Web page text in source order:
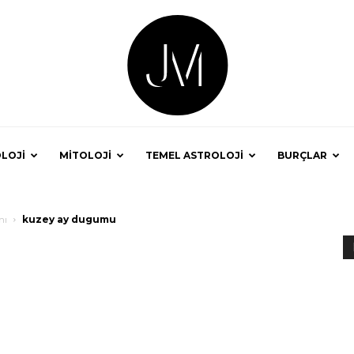
MİTOLOJİ TEMEL ASTROLOJİ BURÇLAR
kuzey ay dugumu